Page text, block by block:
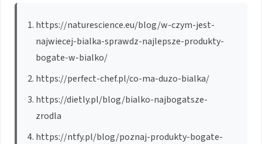
https://naturescience.eu/blog/w-czym-jest-
najwiecej-bialka-sprawdz-najlepsze-produkty-
bogate-w-bialko/
https://perfect-chef.pl/co-ma-duzo-bialka/
https://dietly.pl/blog/bialko-najbogatsze-
zrodla
https://ntfy.pl/blog/poznaj-produkty-bogate-